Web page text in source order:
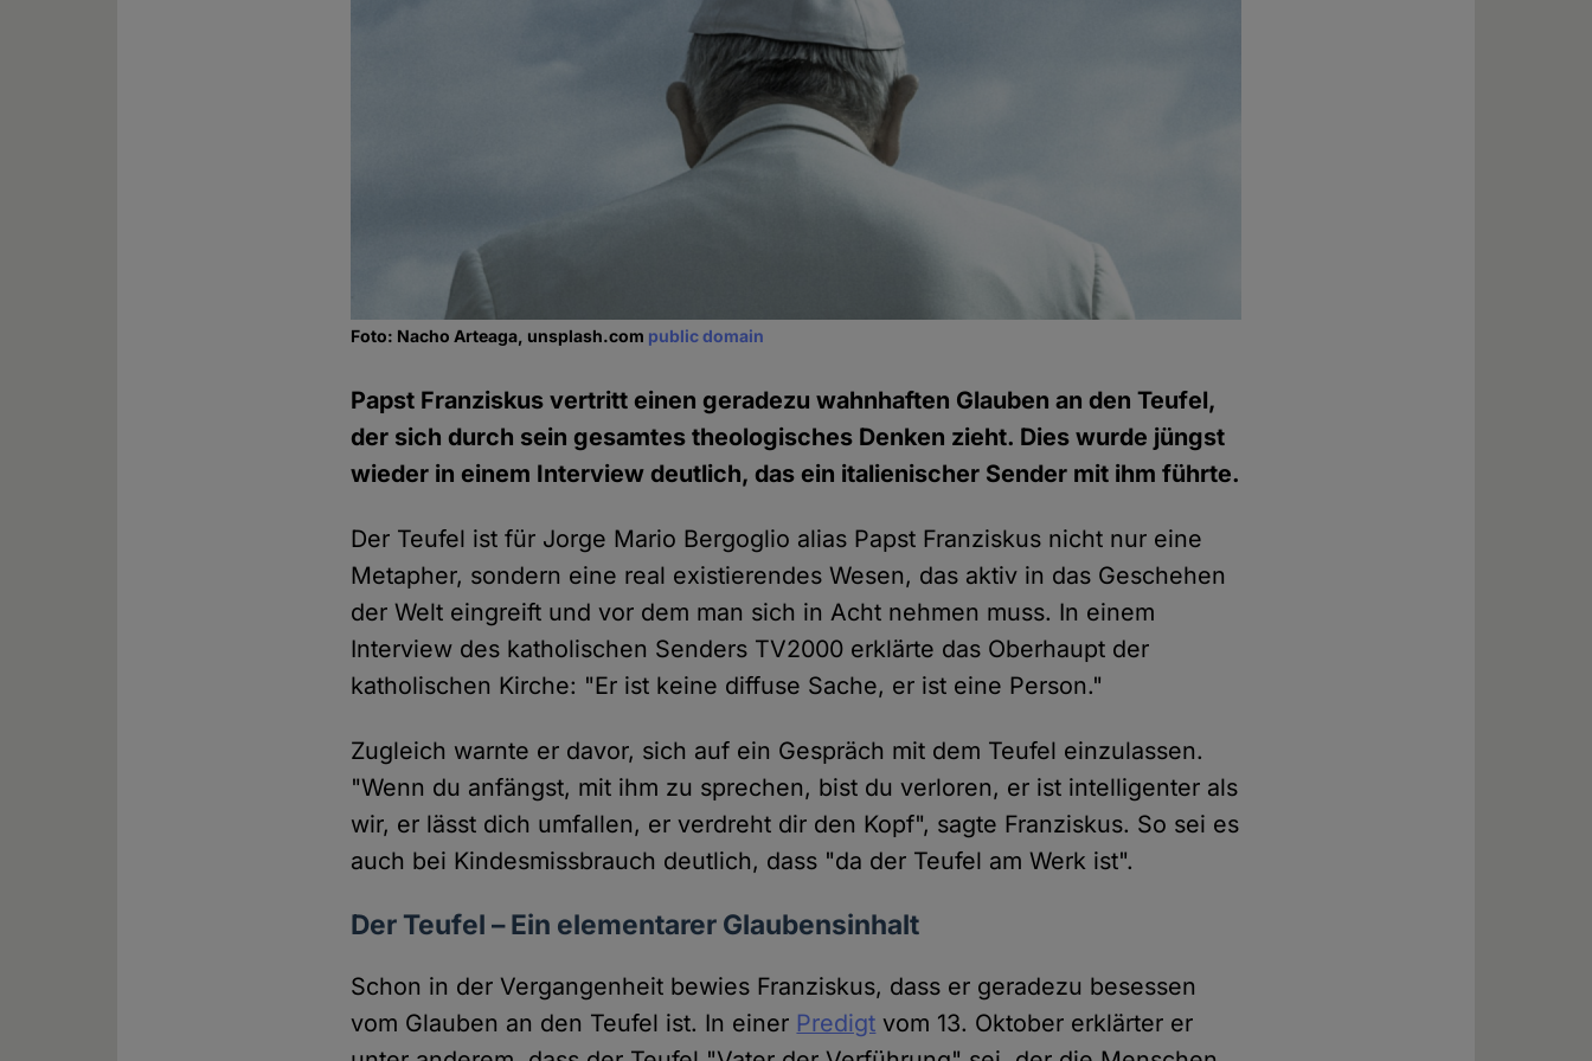
Foto: Nacho Arteaga, unsplash.com public domain
Papst Franziskus vertritt einen geradezu wahnhaften Glauben an den Teufel,
der sich durch sein gesamtes theologisches Denken zieht. Dies wurde jüngst
wieder in einem Interview deutlich, das ein italienischer Sender mit ihm führte.
Der Teufel ist für Jorge Mario Bergoglio alias Papst Franziskus nicht nur eine
Metapher, sondern eine real existierendes Wesen, das aktiv in das Geschehen
der Welt eingreift und vor dem man sich in Acht nehmen muss. In einem
Interview des katholischen Senders TV2000 erklärte das Oberhaupt der
katholischen Kirche: "Er ist keine diffuse Sache, er ist eine Person."
Zugleich warnte er davor, sich auf ein Gespräch mit dem Teufel einzulassen.
"Wenn du anfängst, mit ihm zu sprechen, bist du verloren, er ist intelligenter als
wir, er lässt dich umfallen, er verdreht dir den Kopf", sagte Franziskus. So sei es
auch bei Kindesmissbrauch deutlich, dass "da der Teufel am Werk ist".
Der Teufel – Ein elementarer Glaubensinhalt
Schon in der Vergangenheit bewies Franziskus, dass er geradezu besessen
vom Glauben an den Teufel ist. In einer Predigt vom 13. Oktober erklärter er